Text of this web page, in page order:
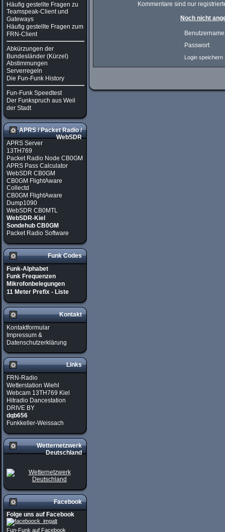
Häufig gestellte Fragen zu
Teamspeak-Client und
Gateways
Häufig gestellte Fragen zum
FRN-Client
Abkürzungen der
Bundesländer (Kürzel)
Abstimmungen
Serverregeln
Die Fun-Funk History
Fun-Funk Speedtest
Der Funkspruch aus Weil
der Stadt
APRS / Packet Radio /
WebSDR
APRS Server
13TH769
Packet Radio Node CB0GM
APRS Pass Calculator
WebSDR CB0GM
CB0GM FlightAware
Collectd
CB0GM FlightAware
Dump1090
WebSDR CB0MTL
WebSDR-Kiel
Sondehub CB0GM
Packet Radio Software
Funk Codes
Funk-Alphabet
Funk Frequenzen
Mikrofonbelegungen
11 Meter Prefix - Liste
Kontakt
Kontaktformular
Impressum &
Datenschutzerklärung
Links
FRN-Radio
Wetterstation Wiehl
Webcam 13TH769 Kiel
Hitradio Dancestation
DRIVE BY
dqb656
Funkkeller-Weissach
Wetternetzwerk
Deutschland
Facebook
Folge uns auf Facebook
Fun-Funk auf Facebook
Kommentare sind nur
Noch nicht
Benutzername
Passwort
Login speichern